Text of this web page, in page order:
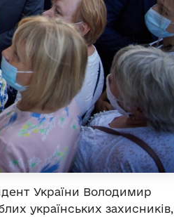
України Володимир
українських захисників,